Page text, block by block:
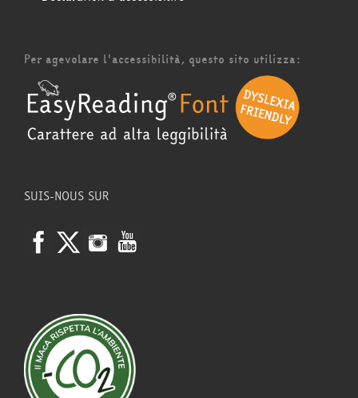
Per agevolare l'accessibilità, questo sito utilizza:
SUIS-NOUS SUR